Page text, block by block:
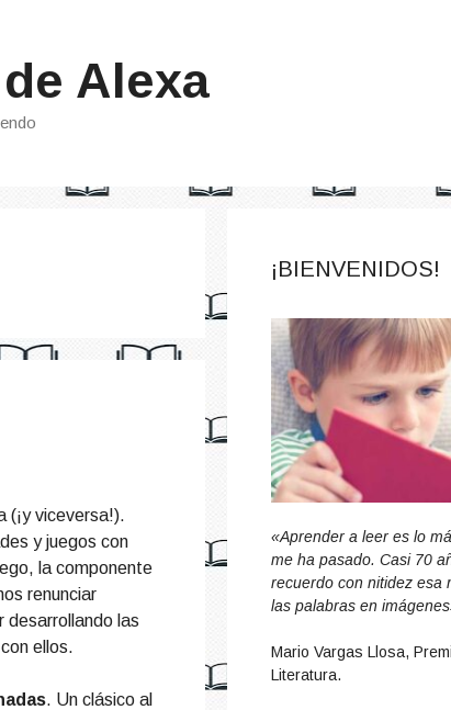
Alexa
(¡y viceversa!).
y juegos con
la componente
renunciar
desarrollando las
ellos.
. Un clásico al
¡BIENVENIDOS!
«Aprender a leer es lo
me ha pasado. Casi 70
recuerdo con nitidez esa
las palabras en
Mario Vargas Llosa,
Literatura.